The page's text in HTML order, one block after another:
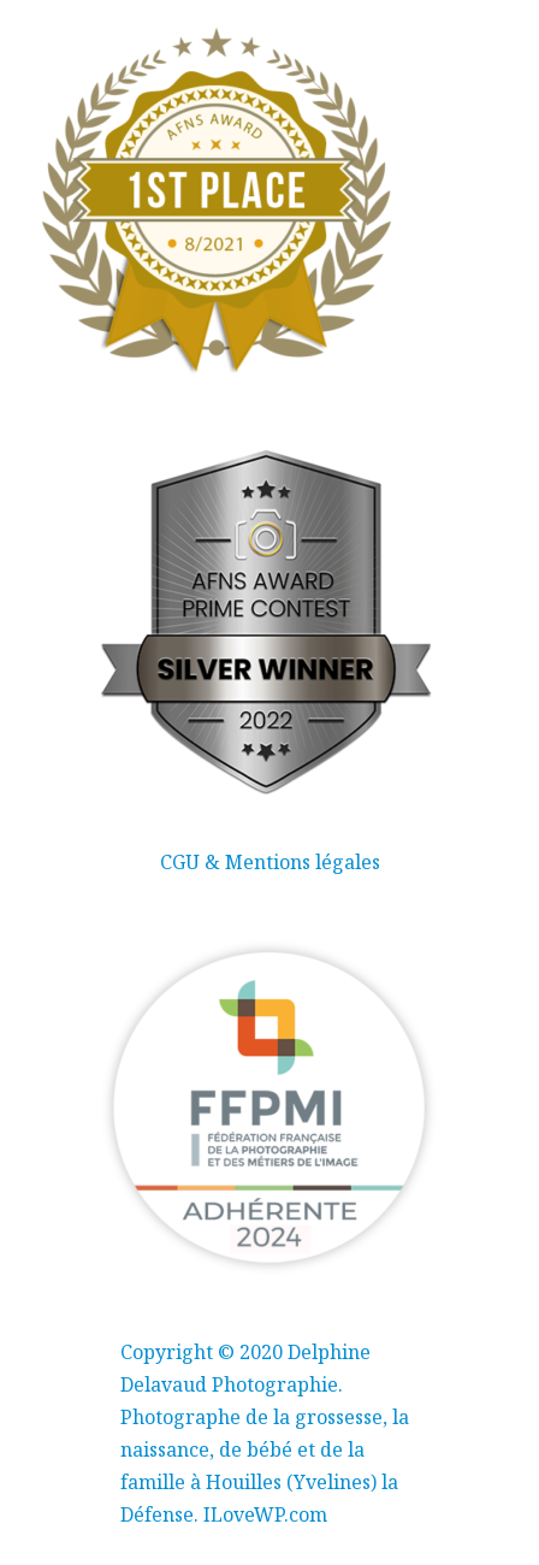
CGU & Mentions légales
Copyright © 2020 Delphine
Delavaud Photographie.
Photographe de la grossesse, la
naissance, de bébé et de la
famille à Houilles (Yvelines) la
Défense. ILoveWP.com